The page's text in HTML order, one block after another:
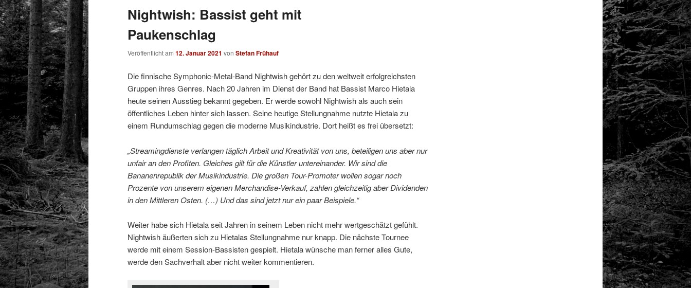
Nightwish: Bassist geht mit
Paukenschlag
Veröffentlicht am 12. Januar 2021 von Stefan Frühauf
Die finnische Symphonic-Metal-Band Nightwish gehört zu den weltweit erfolgreichsten
Gruppen ihres Genres. Nach 20 Jahren im Dienst der Band hat Bassist Marco Hietala
heute seinen Ausstieg bekannt gegeben. Er werde sowohl Nightwish als auch sein
öffentliches Leben hinter sich lassen. Seine heutige Stellungnahme nutzte Hietala zu
einem Rundumschlag gegen die moderne Musikindustrie. Dort heißt es frei übersetzt:
„Streamingdienste verlangen täglich Arbeit und Kreativität von uns, beteiligen uns aber nur
unfair an den Profiten. Gleiches gilt für die Künstler untereinander. Wir sind die
Bananenrepublik der Musikindustrie. Die großen Tour-Promoter wollen sogar noch
Prozente von unserem eigenen Merchandise-Verkauf, zahlen gleichzeitig aber Dividenden
in den Mittleren Osten. (…) Und das sind jetzt nur ein paar Beispiele.“
Weiter habe sich Hietala seit Jahren in seinem Leben nicht mehr wertgeschätzt gefühlt.
Nightwish äußerten sich zu Hietalas Stellungnahme nur knapp. Die nächste Tournee
werde mit einem Session-Bassisten gespielt. Hietala wünsche man ferner alles Gute,
werde den Sachverhalt aber nicht weiter kommentieren.